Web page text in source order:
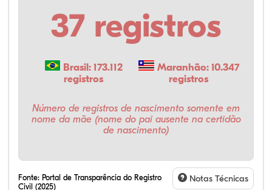
37 registros
Brasil: 173.112
registros
Maranhão: 10.347
registros
Número de registros de nascimento somente em
nome da mãe (nome do pai ausente na certidão
de nascimento)
Fonte: Portal de Transparência do Registro
Civil (2025)
Notas Técnicas